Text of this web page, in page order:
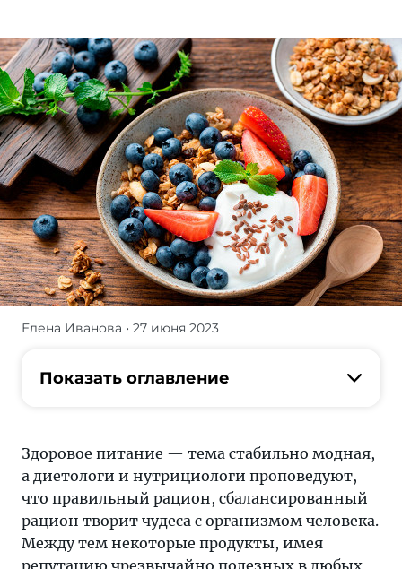
некоторые
имея
любых
количествах,
на
самом
Елена Иванова • 27 июня 2023
Показать оглавление
Здоровое питание — тема стабильно модная,
а диетологи и нутрициологи проповедуют,
что правильный рацион, сбалансированный
рацион творит чудеса с организмом человека.
Между тем некоторые продукты, имея
репутацию чрезвычайно полезных в любых